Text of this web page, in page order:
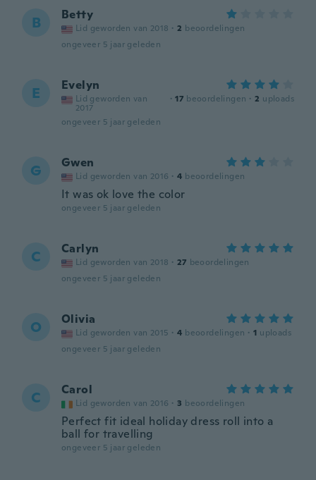
B Betty
Lid geworden van 2018 · 2 beoordelingen
ongeveer 5 jaar geleden
E Evelyn
Lid geworden van
2017
· 17 beoordelingen · 2 uploads
ongeveer 5 jaar geleden
G Gwen
Lid geworden van 2016 · 4 beoordelingen
It was ok love the color
ongeveer 5 jaar geleden
C Carlyn
Lid geworden van 2018 · 27 beoordelingen
ongeveer 5 jaar geleden
O Olivia
Lid geworden van 2015 · 4 beoordelingen · 1 uploads
ongeveer 5 jaar geleden
C Carol
Lid geworden van 2016 · 3 beoordelingen
Perfect fit ideal holiday dress roll into a
ball for travelling
ongeveer 5 jaar geleden